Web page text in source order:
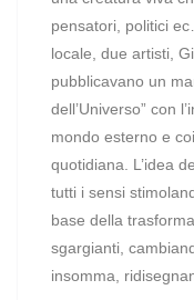
pensatori, politici
locale, due artisti,
pubblicavano un
dell’Universo” con
mondo esterno e
quotidiana. L’idea
tutti i sensi
base della
sgargianti,
insomma,